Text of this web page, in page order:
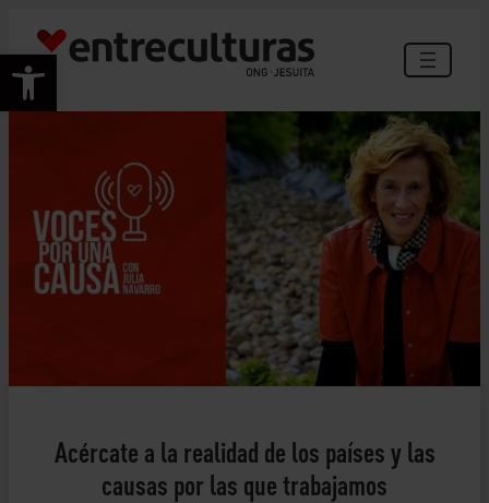
Abrir barra de herramientas
contenido
Acércate a la realidad de los países y las
causas por las que trabajamos